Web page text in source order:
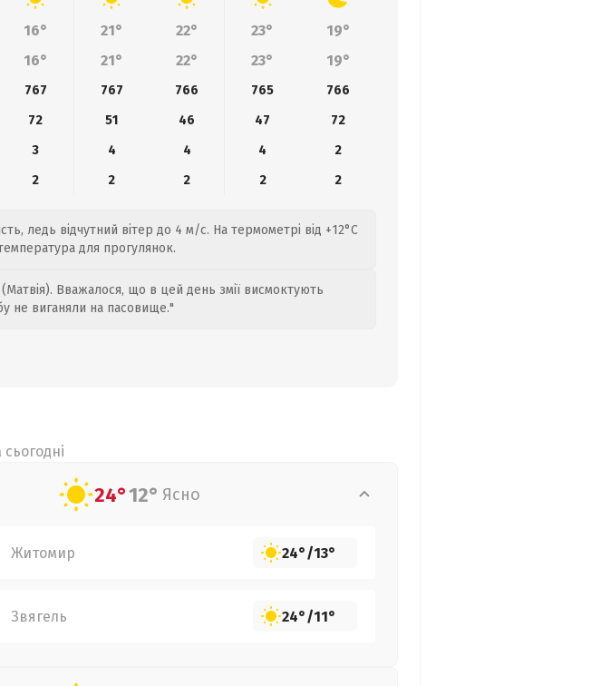
16° 21° 22° 23°
19°
16° 21° 22° 23° 19°
767 767 766 765
766
72 51 46 47
72
3 4 4 4
2
2 2 2 2 2
ледь відчутний вітер до 4 м/с. На термометрі від +12°C
для прогулянок.
(Матвія). Вважалося, що в цей день змії висмоктують
не виганяли на пасовище."
24°12° Ясно
Житомир 24°/13°
Звягель 24°/11°